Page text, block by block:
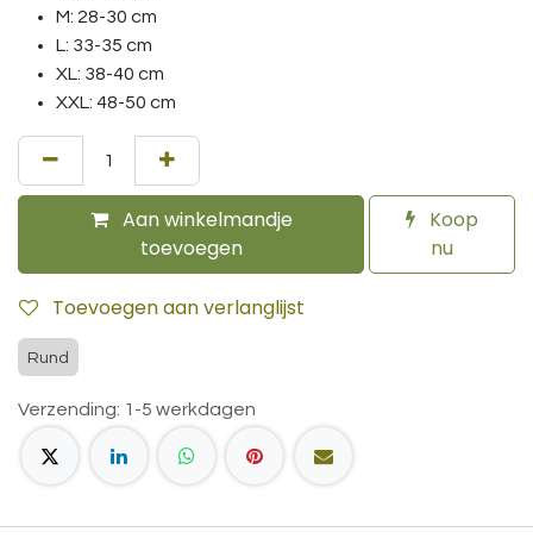
M: 28-30 cm
L: 33-35 cm
XL: 38-40 cm
XXL: 48-50 cm
Aan winkelmandje
toevoegen
Koop
nu
Toevoegen aan verlanglijst
Rund
Verzending: 1-5 werkdagen